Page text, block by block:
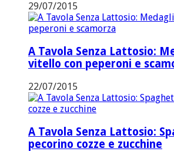
29/07/2015
A Tavola Senza Lattosio:
vitello con peperoni e
22/07/2015
A Tavola Senza Lattosio:
pecorino cozze e zucchine